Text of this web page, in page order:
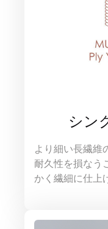
シン
より細い長繊維
耐久性を損なう
かく繊細に仕上